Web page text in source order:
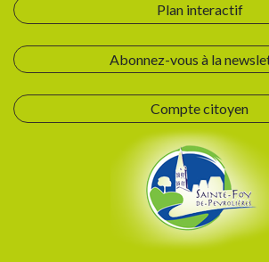
Plan interactif
Abonnez-vous à la
Compte citoyen